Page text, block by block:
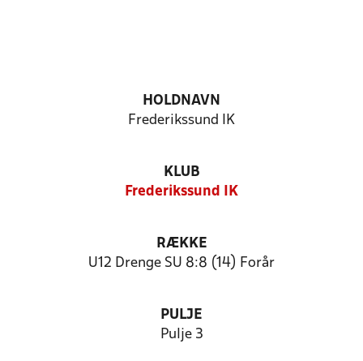
HOLDNAVN
Frederikssund IK
KLUB
Frederikssund IK
RÆKKE
U12 Drenge SU 8:8 (14) Forår
PULJE
Pulje 3